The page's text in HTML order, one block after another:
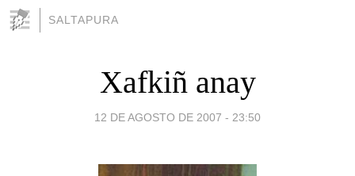
SALTAPURA
Xafkiñ anay
12 DE AGOSTO DE 2007 - 23:50